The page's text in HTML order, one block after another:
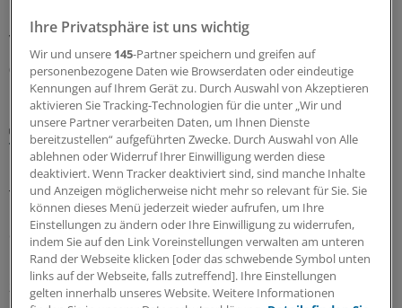
histologischen Schnittpräparaten offenbar ähnlich gut
vorhersagen.
03.08.2026
Kleine Studie
Triple-negativer Brustkrebs: Rückfallfrei dank
Krebsvakzine
Triple-negativer Brustkrebs (TNBC) ist schwer zu
behandeln und birgt ein hohes Rückfallrisiko. Ein
deutsches Forscherteam testete nun die Wirkung einer
personalisierten mRNA-Vakzine.
27.07.2026
Ihre Privatsphäre ist uns wichtig
Wir und unsere 145-Partner speichern und greifen auf
personenbezogene Daten wie Browserdaten oder eindeutige
Kennungen auf Ihrem Gerät zu. Durch Auswahl von Akzeptieren
aktivieren Sie Tracking-Technologien für die unter „Wir und
unsere Partner verarbeiten Daten, um Ihnen Dienste
bereitzustellen“ aufgeführten Zwecke. Durch Auswahl von Alle
ablehnen oder Widerruf Ihrer Einwilligung werden diese
deaktiviert. Wenn Tracker deaktiviert sind, sind manche Inhalte
und Anzeigen möglicherweise nicht mehr so relevant für Sie. Sie
können dieses Menü jederzeit wieder aufrufen, um Ihre
Einstellungen zu ändern oder Ihre Einwilligung zu widerrufen,
indem Sie auf den Link Voreinstellungen verwalten am unteren
Rand der Webseite klicken [oder das schwebende Symbol unten
links auf der Webseite, falls zutreffend]. Ihre Einstellungen
gelten innerhalb unseres Website. Weitere Informationen